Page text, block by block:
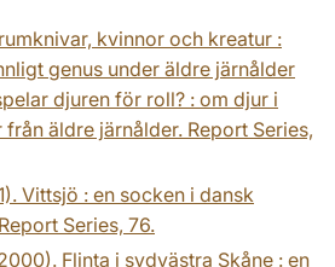
kvinnor och kreatur :
genus under äldre järnålder
djuren för roll? : om djur i
äldre järnålder. Report Series,
Vittsjö : en socken i dansk
Series, 76.
Flinta i sydvästra Skåne : en